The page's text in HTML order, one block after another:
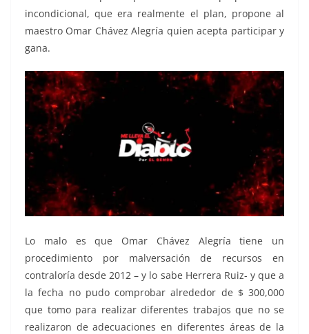
incondicional, que era realmente el plan, propone al
maestro Omar Chávez Alegría quien acepta participar y
gana.
Lo malo es que Omar Chávez Alegría tiene un
procedimiento por malversación de recursos en
contraloría desde 2012 – y lo sabe Herrera Ruiz- y que a
la fecha no pudo comprobar alrededor de $ 300,000
que tomo para realizar diferentes trabajos que no se
realizaron de adecuaciones en diferentes áreas de la